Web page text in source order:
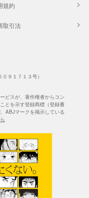
規約
取引法
ビスが、著作権者からコン
とを示す登録商標（登録番
ABJマークを掲示している